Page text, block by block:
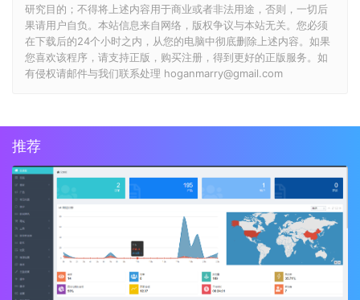
研究目的；不得将上述内容用于商业或者非法用途，否则，一切后
果请用户自负。本站信息来自网络，版权争议与本站无关。您必须
在下载后的24个小时之内，从您的电脑中彻底删除上述内容。如果
您喜欢该程序，请支持正版，购买注册，得到更好的正版服务。如
有侵权请邮件与我们联系处理 hoganmarry@gmail.com
推荐